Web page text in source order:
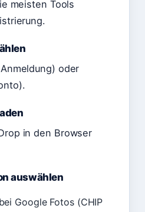
meisten Tools
oder
in den Browser
auswählen
Google Fotos (CHIP